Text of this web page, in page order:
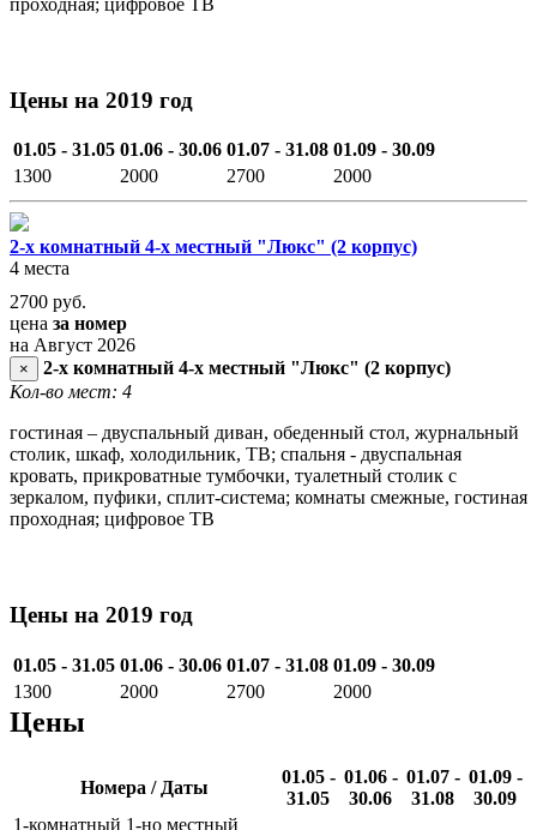
Цены на 2019 год
01.05 - 31.05 01.06 - 30.06 01.07 - 31.08 01.09 - 30.09
1300
2000 2700 2000
2-х комнатный 4-х местный "Люкс" (2 корпус)
4 места
2700 руб.
цена за номер
на Август 2026
×
2-х комнатный 4-х местный "Люкс" (2 корпус)
Кол-во мест: 4
гостиная – двуспальный диван, обеденный стол, журнальный
столик, шкаф, холодильник, ТВ; спальня - двуспальная
кровать, прикроватные тумбочки, туалетный столик с
зеркалом, пуфики, сплит-система; комнаты смежные, гостиная
проходная; цифровое ТВ
Цены на 2019 год
01.05 - 31.05 01.06 - 30.06 01.07 - 31.08 01.09 - 30.09
1300
2000 2700 2000
Цены
Номера / Даты
01.05 -
31.05
01.06 -
30.06
01.07 -
31.08
01.09 -
30.09
1-комнатный 1-но местный